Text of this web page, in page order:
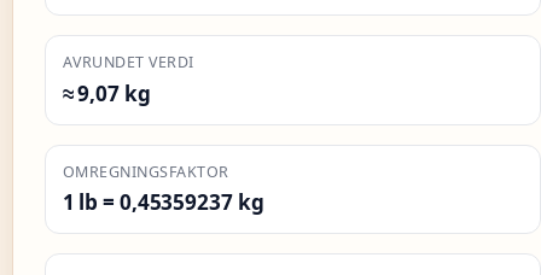
AVRUNDET VERDI
≈ 9,07 kg
OMREGNINGSFAKTOR
1 lb = 0,45359237 kg